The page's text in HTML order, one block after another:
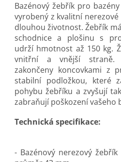
Bazénový žebřík pro
vyrobený z kvalitní
dlouhou životnost. Žebřík
schodnice a plošinu s
udrží hmotnost až 150 kg.
vnitřní a vnější straně.
zakončeny koncovkami z
stabilní podložkou, které
pohybu žebříku a zvyšují
zabraňují poškození vašeho
Technická specifikace:
- Bazénový nerezový